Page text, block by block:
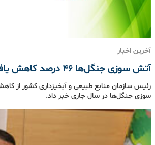
آخرین اخبار
آتش سوزی جنگل‌ها ۴۶ درصد کاهش یافت
سوزی جنگل‌ها در سال جاری خبر داد.